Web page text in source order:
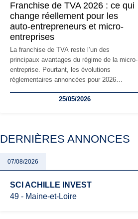
réglementaire plus exigeant. Décryptage des
principaux changements et des précautions
à prendre pour éviter les mauvaises
surprises.
Franchise de TVA 2026 : ce qui
change réellement pour les
auto-entrepreneurs et micro-
entreprises
La franchise de TVA reste l’un des
principaux avantages du régime de la micro-
entreprise. Pourtant, les évolutions
réglementaires annoncées pour 2026
les auto-entrepreneurs, artisans et
évoluent dans un contexte de contrôle
oblige les indépendants à rester
particulièrement vigilants.
25/05/2026
DERNIÈRES ANNONCES
07/08/2026
SCI ACHILLE INVEST
49 - Maine-et-Loire